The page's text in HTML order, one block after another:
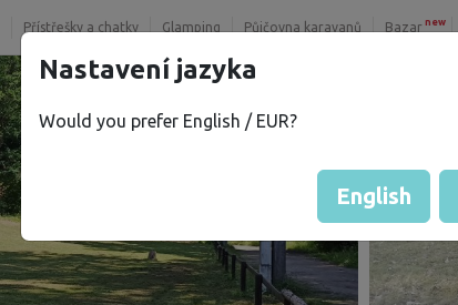
Přístřešky a chatky Glamping Půjčovna karavanů Bazar new
Nastavení jazyka
Would you prefer English / EUR?
English